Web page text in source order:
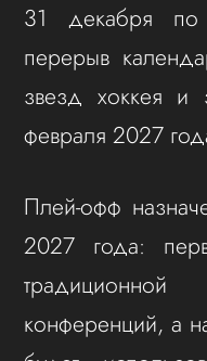
31 декабря
перерыв
звезд хоккея
февраля 2027
Плей‑офф
2027 года:
конференций, а